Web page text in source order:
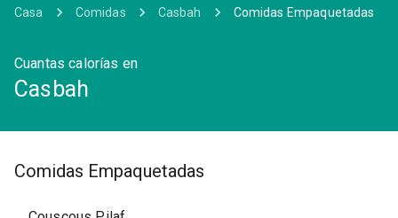
Casa Comidas Casbah Comidas Empaquetadas
Cuantas calorías en
Casbah
Comidas Empaquetadas